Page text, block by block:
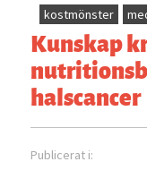
kostmönster
Kunskap
halscancer
Publicerat i: